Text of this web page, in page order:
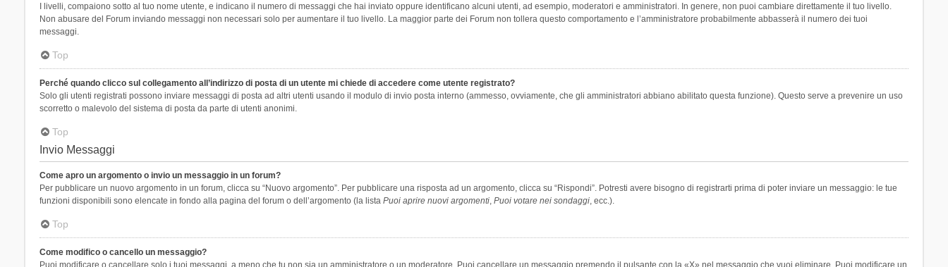
I livelli, compaiono sotto al tuo nome utente, e indicano il numero di messaggi che hai inviato oppure identificano alcuni utenti, ad esempio, moderatori e amministratori. In genere, non puoi cambiare direttamente il tuo livello.
Non abusare del Forum inviando messaggi non necessari solo per aumentare il tuo livello. La maggior parte dei Forum non tollera questo comportamento e l’amministratore probabilmente abbasserà il numero dei tuoi
messaggi.
Top
Perché quando clicco sul collegamento all’indirizzo di posta di un utente mi chiede di accedere come utente registrato?
Solo gli utenti registrati possono inviare messaggi di posta ad altri utenti usando il modulo di invio posta interno (ammesso, ovviamente, che gli amministratori abbiano abilitato questa funzione). Questo serve a prevenire un uso
scorretto o malevolo del sistema di posta da parte di utenti anonimi.
Top
Invio Messaggi
Come apro un argomento o invio un messaggio in un forum?
Per pubblicare un nuovo argomento in un forum, clicca su “Nuovo argomento”. Per pubblicare una risposta ad un argomento, clicca su “Rispondi”. Potresti avere bisogno di registrarti prima di poter inviare un messaggio: le tue
funzioni disponibili sono elencate in fondo alla pagina del forum o dell’argomento (la lista Puoi aprire nuovi argomenti, Puoi votare nei sondaggi, ecc.).
Top
Come modifico o cancello un messaggio?
Puoi modificare o cancellare solo i tuoi messaggi, a meno che tu non sia un amministratore o un moderatore. Puoi cancellare un messaggio premendo il pulsante con la «X» nel messaggio che vuoi eliminare. Puoi modificare un